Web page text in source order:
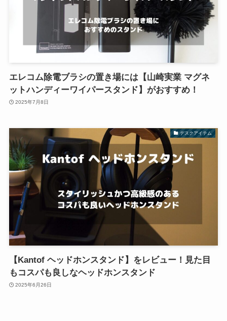
エレコム除電ブラシの置き場には【山崎実業 マグネ
ットハンディーワイパースタンド】がおすすめ！
2025年7月8日
デスクアイテム
【Kantof ヘッドホンスタンド】をレビュー！見た目
もコスパも良しなヘッドホンスタンド
2025年6月26日